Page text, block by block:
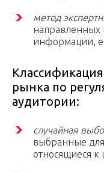
метод
направленных
информации,
рынка по
аудитории:
случайная
выбранные
относящиеся к